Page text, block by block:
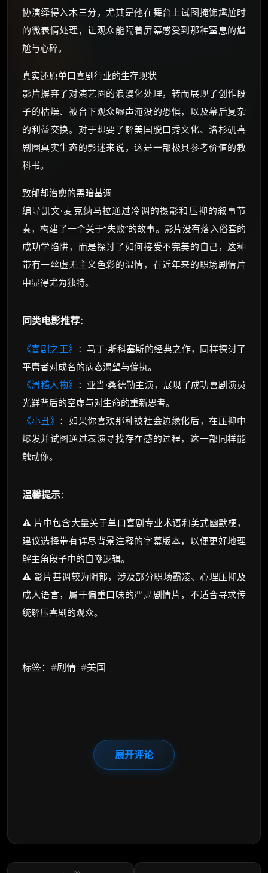
协演绎得入木三分，尤其是他在舞台上试图掩饰尴尬时
的微表情处理，让观众能隔着屏幕感受到那种窒息的尴
尬与心碎。
真实还原单口喜剧行业的生存现状
影片摒弃了对演艺圈的浪漫化处理，转而展现了创作段
子的枯燥、被台下观众嘘声淹没的恐惧，以及幕后复杂
的利益交换。对于想要了解美国脱口秀文化、洛杉矶喜
剧圈真实生态的影迷来说，这是一部极具参考价值的教
科书。
致郁却治愈的黑暗基调
编导凯文·麦克纳马拉通过冷调的摄影和压抑的叙事节
奏，构建了一个关于“失败”的故事。影片没有落入俗套的
成功学陷阱，而是探讨了如何接受不完美的自己，这种
带有一丝虚无主义色彩的温情，在近年来的职场剧情片
中显得尤为独特。
同类电影推荐：
《喜剧之王》 ：马丁·斯科塞斯的经典之作，同样探讨了
平庸者对成名的病态渴望与偏执。
《滑稽人物》 ：亚当·桑德勒主演，展现了成功喜剧演员
光鲜背后的空虚与对生命的重新思考。
《小丑》 ：如果你喜欢那种被社会边缘化后，在压抑中
爆发并试图通过表演寻找存在感的过程，这一部同样能
触动你。
温馨提示：
⚠️ 片中包含大量关于单口喜剧专业术语和美式幽默梗，
建议选择带有详尽背景注释的字幕版本，以便更好地理
解主角段子中的自嘲逻辑。
⚠️ 影片基调较为阴郁，涉及部分职场霸凌、心理压抑及
成人语言，属于偏重口味的严肃剧情片，不适合寻求传
统解压喜剧的观众。
标签： #剧情 #美国
展开评论